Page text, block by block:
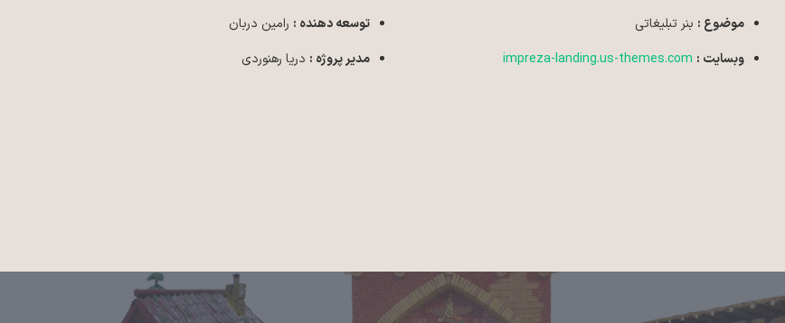
موضوع : بنر تبلیغاتی
وبسایت : impreza-landing.us-themes.com
توسعه دهنده : رامین دربان
مدیر پروژه : دریا رهنوردی
ارتباط با ما